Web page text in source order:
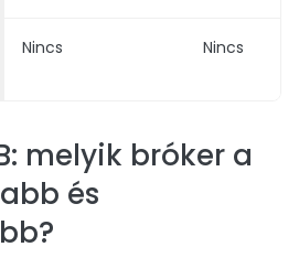
Nincs Nincs
melyik bróker a
és